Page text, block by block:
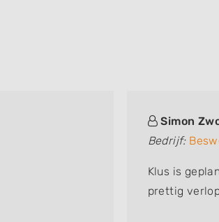
Simon
Bedrijf:
Klus is
prettig